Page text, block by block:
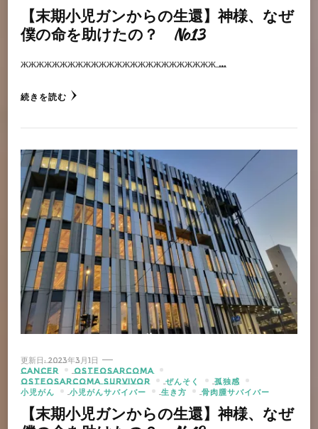
【末期小児ガンからの生還】神様、なぜ
僕の命を助けたの？ No13
жжжжжжжжжжжжжжжжжжжжжжжжж …
続きを読む
更新日:2023年3月1日
CANCER
OSTEOSARCOMA
OSTEOSARCOMA SURVIVOR
ぜんそく
孤独感
小児がん
小児がんサバイバー 生き方 骨肉腫サバイバー
【末期小児ガンからの生還】神様、なぜ